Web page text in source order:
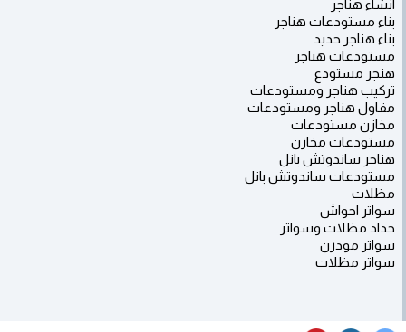
انشاء هناجر
بناء مستودعات هناجر
بناء هناجر حديد
مستودعات هناجر
هنجر مستودع
تركيب هناجر ومستودعات
مقاول هناجر ومستودعات
مخازن مستودعات
مستودعات مخازن
هناجر ساندوتش بانل
مستودعات ساندوتش بانل
مظلات
سواتر احواش
حداد مظلات وسواتر
سواتر مودرن
سواتر مظلات